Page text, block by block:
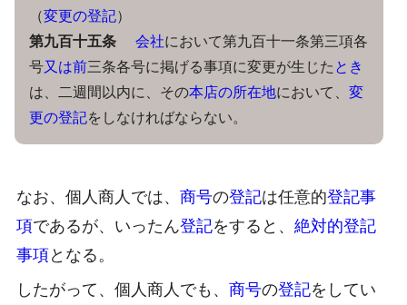
（変更の登記）
第九百十五条
会社において第九百十一条第三項各
号又は前三条各号に掲げる事項に変更が生じた とき
は、二週間以内に、その本店の所在地において、 変
更の登記をしなければならない。
なお、個人商人では、 商号の登記は任意的登記事
項であるが、いったん登記をすると、 絶対的登記
事項となる。
したがって、個人商人でも、 商号の登記をしてい